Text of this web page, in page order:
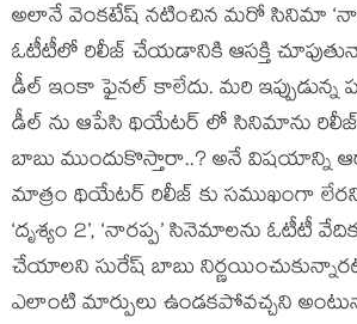
అలానే వెంకటేష్ నటించిన మరో సినిమా
ఓటీటీలో రిలీజ్ చేయడానికి ఆసక్తి
డీల్ ఇంకా ఫైనల్ కాలేదు. మరి ఇప్పుడున్న
డీల్ ను ఆపేసి థియేటర్ లో సినిమాను
బాబు ముందుకొస్తారా..? అనే
మాత్రం థియేటర్ రిలీజ్ కు సముఖంగా
‘దృశ్యం 2’, ‘నారప్ప’ సినెమాలను ఓటీటీ
చేయాలని సురేష్ బాబు
ఎలాంటి మార్పులు ఉండకపోవచ్చని